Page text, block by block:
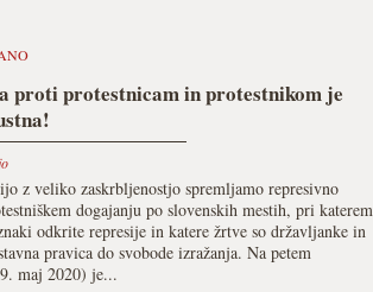
proti protestnicam in protestnikom je
z veliko zaskrbljenostjo spremljamo represivno
dogajanju po slovenskih mestih, pri katerem
odkrite represije in katere žrtve so državljanke in
pravica do svobode izražanja. Na petem
maj 2020) je...